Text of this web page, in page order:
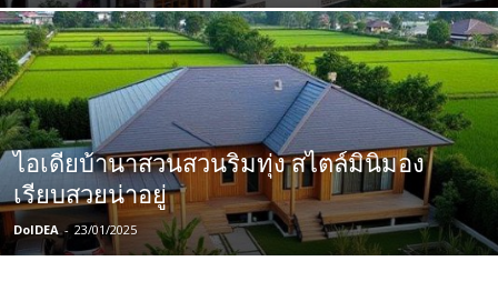
ไอเดียบ้านาสวนสวนริมทุ่ง สไตล์มินิมอง
เรียบสวยน่าอยู่
DoIDEA - 23/01/2025